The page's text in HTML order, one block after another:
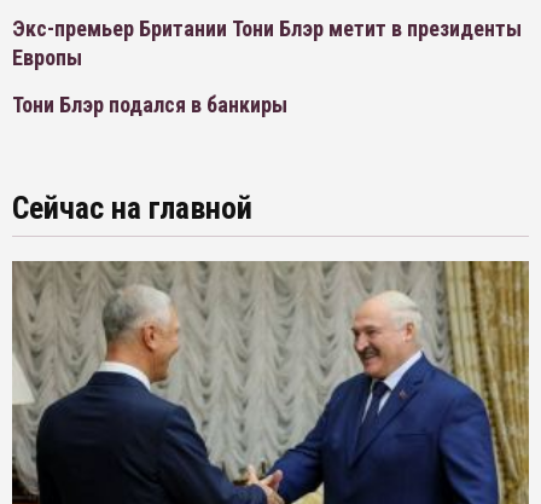
Экс-премьер Британии Тони Блэр метит в президенты
Европы
Тони Блэр подался в банкиры
Сейчас на главной